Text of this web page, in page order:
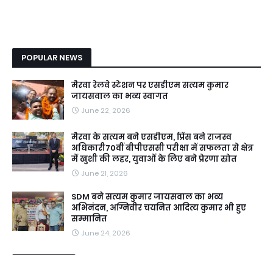
POPULAR NEWS
मैरवा रेलवे स्टेशन पर एसडीएम सत्यम कुमार
जायसवाल का भव्य स्वागत
June 22, 2026
मैरवा के सत्यम बने एसडीएम, प्रिंस बने राजस्व
अधिकारी70वीं बीपीएससी परीक्षा में सफलता से क्षेत्र
में खुशी की लहर, युवाओं के लिए बने प्रेरणा स्रोत
June 21, 2026
SDM बने सत्यम कुमार जायसवाल का भव्य
अभिनंदन, अग्निवीर चयनित आदित्य कुमार भी हुए
सम्मानित
June 24, 2026